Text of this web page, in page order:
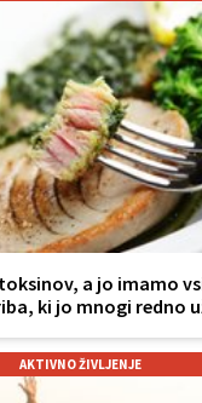
a jo imamo
ki jo mnogi redno
AKTIVNO ŽIVLJENJE